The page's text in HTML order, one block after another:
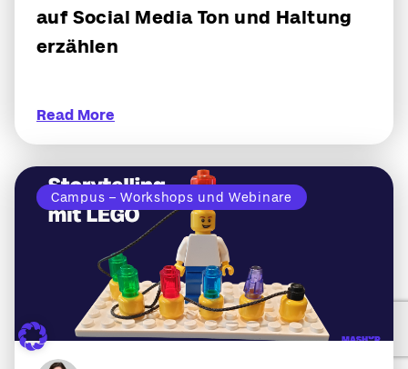
auf Social Media Ton und Haltung
erzählen
Read More
Campus – Workshops und Webinare